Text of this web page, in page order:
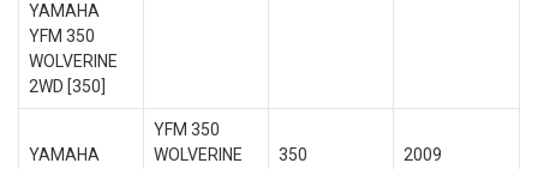
YAMAHA
YFM 350
WOLVERINE
2WD [350]
YAMAHA
YFM 350
WOLVERINE
350 2009